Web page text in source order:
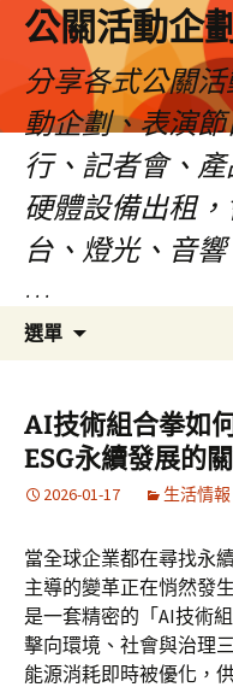
公關活動企劃
分享各式公關
動企劃、表演
行、記者會、
硬體設備出租
台、燈光、音
…
選單
要
內
容
AI技術組合拳如
ESG永續發展的
2026-01-17 生活情報
當全球企業都在尋找永
主導的變革正在悄然發
是一套精密的「AI技術
擊向環境、社會與治理
能源消耗即時被優化，